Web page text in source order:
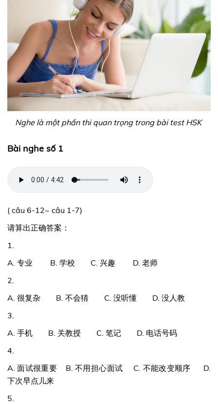
Nghe là một phần thi quan trọng trong bài test HSK
Bài nghe số 1
( câu 6-12~ câu 1-7)
请算出正确答案：
1.
A. 专业 B. 学校 C. 兴趣 D. 老师
2.
A. 很复杂 B. 不会猜 C. 没听懂 D. 没人教
3.
A. 手机 B. 关教授 C. 笔记 D. 电话号码
4.
A. 面试很重要 B. 不用担心面试 C. 不能改变顺序 D.
下次早点儿来
5.